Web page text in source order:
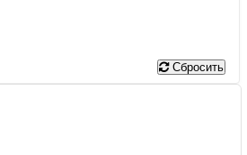
Сбросить